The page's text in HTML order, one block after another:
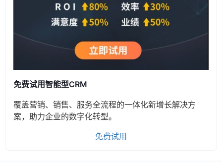
免费试用智能型CRM
覆盖营销、销售、服务全流程的一体化新增长解决方
案，助力企业的数字化转型。
免费试用